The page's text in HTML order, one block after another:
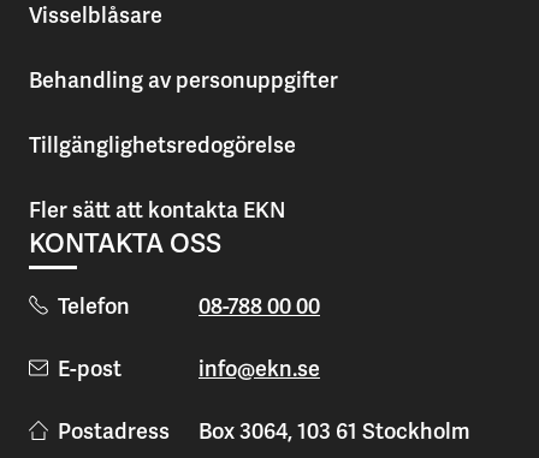
Visselblåsare
Behandling av personuppgifter
Tillgänglighetsredogörelse
Fler sätt att kontakta EKN
KONTAKTA OSS
Telefon 08-788 00 00
E-post info@ekn.se
Postadress Box 3064, 103 61 Stockholm